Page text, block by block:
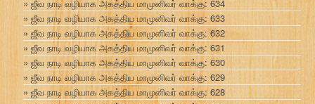
ஜீவ நாடி வழியாக அகத்திய மாமுனிவர் வாக்கு: 634
ஜீவ நாடி வழியாக அகத்திய மாமுனிவர் வாக்கு: 633
ஜீவ நாடி வழியாக அகத்திய மாமுனிவர் வாக்கு: 632
ஜீவ நாடி வழியாக அகத்திய மாமுனிவர் வாக்கு: 631
ஜீவ நாடி வழியாக அகத்திய மாமுனிவர் வாக்கு: 630
ஜீவ நாடி வழியாக அகத்திய மாமுனிவர் வாக்கு: 629
ஜீவ நாடி வழியாக அகத்திய மாமுனிவர் வாக்கு: 628